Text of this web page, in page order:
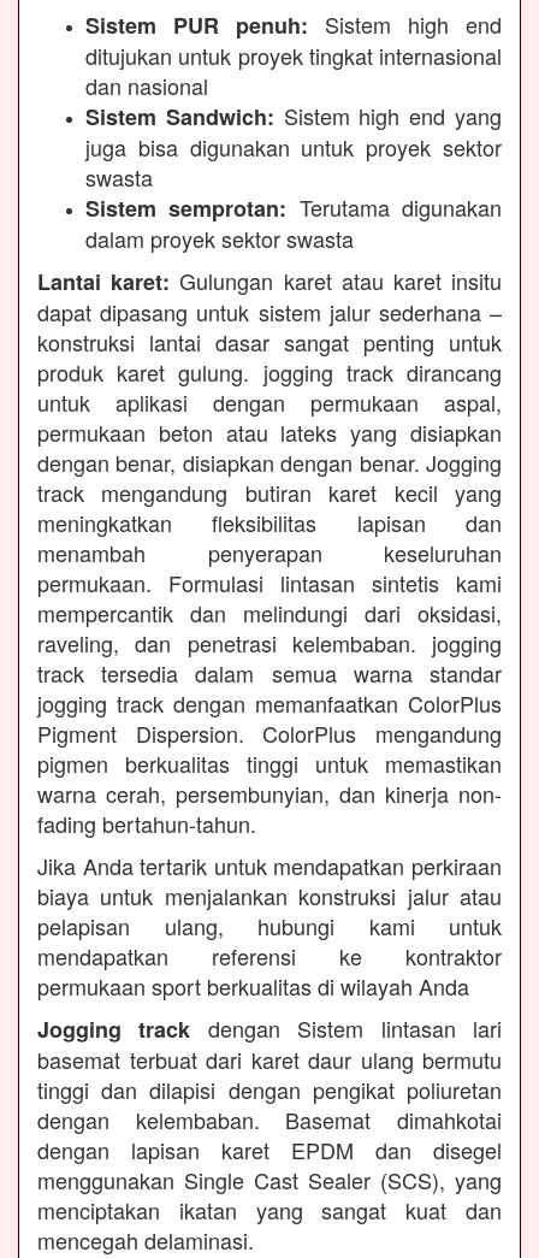
Sistem PUR penuh: Sistem high end
ditujukan untuk proyek tingkat internasional
dan nasional
Sistem Sandwich: Sistem high end yang
juga bisa digunakan untuk proyek sektor
swasta
Sistem semprotan: Terutama digunakan
dalam proyek sektor swasta
Lantai karet: Gulungan karet atau karet insitu
dapat dipasang untuk sistem jalur sederhana –
konstruksi lantai dasar sangat penting untuk
produk karet gulung. jogging track dirancang
untuk aplikasi dengan permukaan aspal,
permukaan beton atau lateks yang disiapkan
dengan benar, disiapkan dengan benar. Jogging
track mengandung butiran karet kecil yang
meningkatkan fleksibilitas lapisan dan
menambah penyerapan keseluruhan
permukaan. Formulasi lintasan sintetis kami
mempercantik dan melindungi dari oksidasi,
raveling, dan penetrasi kelembaban. jogging
track tersedia dalam semua warna standar
jogging track dengan memanfaatkan ColorPlus
Pigment Dispersion. ColorPlus mengandung
pigmen berkualitas tinggi untuk memastikan
warna cerah, persembunyian, dan kinerja non-
fading bertahun-tahun.
Jika Anda tertarik untuk mendapatkan perkiraan
biaya untuk menjalankan konstruksi jalur atau
pelapisan ulang, hubungi kami untuk
mendapatkan referensi ke kontraktor
permukaan sport berkualitas di wilayah Anda
Jogging track dengan Sistem lintasan lari
basemat terbuat dari karet daur ulang bermutu
tinggi dan dilapisi dengan pengikat poliuretan
dengan kelembaban. Basemat dimahkotai
dengan lapisan karet EPDM dan disegel
menggunakan Single Cast Sealer (SCS), yang
menciptakan ikatan yang sangat kuat dan
mencegah delaminasi.